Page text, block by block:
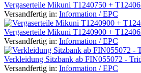
Vergaserteile Mikuni T1240750 +
Versandfertig in: Information / EPC
Vergaserteile Mikuni T1240900 +
Versandfertig in: Information / EPC
Verkleidung Sitzbank ab FIN055072 -
Versandfertig in: Information / EPC